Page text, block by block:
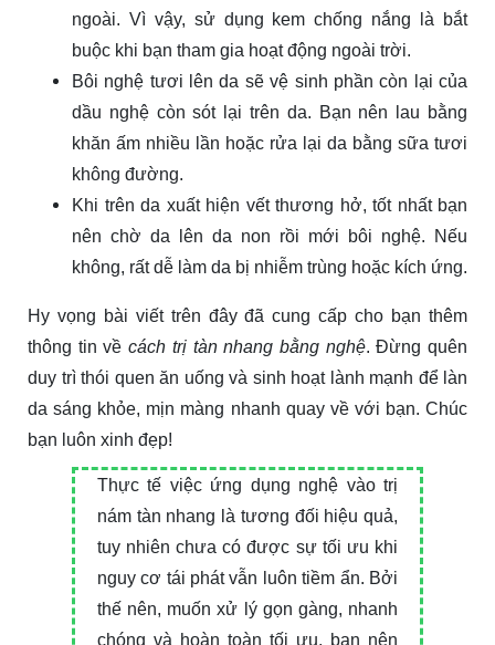
ngoài. Vì vậy, sử dụng kem chống nắng là bắt
buộc khi bạn tham gia hoạt động ngoài trời.
Bôi nghệ tươi lên da sẽ vệ sinh phần còn lại của
dầu nghệ còn sót lại trên da. Bạn nên lau bằng
khăn ấm nhiều lần hoặc rửa lại da bằng sữa tươi
không đường.
Khi trên da xuất hiện vết thương hở, tốt nhất bạn
nên chờ da lên da non rồi mới bôi nghệ. Nếu
không, rất dễ làm da bị nhiễm trùng hoặc kích ứng.
Hy vọng bài viết trên đây đã cung cấp cho bạn thêm
thông tin vềcách trị tàn nhang bằng nghệ. Đừng quên
duy trì thói quen ăn uống và sinh hoạt lành mạnh để làn
da sáng khỏe, mịn màng nhanh quay về với bạn. Chúc
bạn luôn xinh đẹp!
Thực tế việc ứng dụng nghệ vào trị
nám tàn nhang là tương đối hiệu quả,
tuy nhiên chưa có được sự tối ưu khi
nguy cơ tái phát vẫn luôn tiềm ẩn. Bởi
thế nên, muốn xử lý gọn gàng, nhanh
chóng và hoàn toàn tối ưu, bạn nên